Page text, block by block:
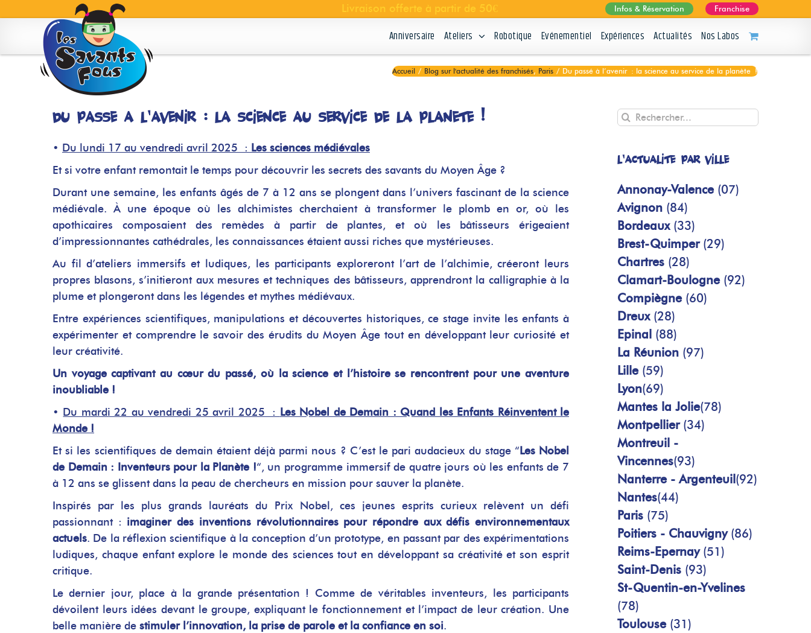
Infos & Réservation Franchise
Anniversaire Ateliers Robotique Evénementiel Expériences Actualités Nos Labos
Accueil / Blog sur l'actualité des franchisés, Paris / Du passé à l’avenir : la science au service de la planète !
Du passé à l’avenir : la science au service de la planète !
• Du lundi 17 au vendredi avril 2025 : Les sciences médiévales
Et si votre enfant remontait le temps pour découvrir les secrets des savants du Moyen Âge ?
Durant une semaine, les enfants âgés de 7 à 12 ans se plongent dans l’univers fascinant de la science
médiévale. À une époque où les alchimistes cherchaient à transformer le plomb en or, où les
apothicaires composaient des remèdes à partir de plantes, et où les bâtisseurs érigeaient
d’impressionnantes cathédrales, les connaissances étaient aussi riches que mystérieuses.
Au fil d’ateliers immersifs et ludiques, les participants exploreront l’art de l’alchimie, créeront leurs
propres blasons, s’initieront aux mesures et techniques des bâtisseurs, apprendront la calligraphie à la
plume et plongeront dans les légendes et mythes médiévaux.
Entre expériences scientifiques, manipulations et découvertes historiques, ce stage invite les enfants à
expérimenter et comprendre le savoir des érudits du Moyen Âge tout en développant leur curiosité et
leur créativité.
Un voyage captivant au cœur du passé, où la science et l’histoire se rencontrent pour une aventure
inoubliable !
• Du mardi 22 au vendredi 25 avril 2025 : Les Nobel de Demain : Quand les Enfants Réinventent le
Monde !
Et si les scientifiques de demain étaient déjà parmi nous ? C’est le pari audacieux du stage “Les Nobel
de Demain : Inventeurs pour la Planète !“, un programme immersif de quatre jours où les enfants de 7
à 12 ans se glissent dans la peau de chercheurs en mission pour sauver la planète.
Inspirés par les plus grands lauréats du Prix Nobel, ces jeunes esprits curieux relèvent un défi
passionnant : imaginer des inventions révolutionnaires pour répondre aux défis environnementaux
actuels. De la réflexion scientifique à la conception d’un prototype, en passant par des expérimentations
ludiques, chaque enfant explore le monde des sciences tout en développant sa créativité et son esprit
critique.
Le dernier jour, place à la grande présentation ! Comme de véritables inventeurs, les participants
dévoilent leurs idées devant le groupe, expliquant le fonctionnement et l’impact de leur création. Une
belle manière de stimuler l’innovation, la prise de parole et la confiance en soi.
Rechercher
L'actualité par ville
Annonay-Valence (07)
Avignon (84)
Bordeaux (33)
Brest-Quimper (29)
Chartres (28)
Clamart-Boulogne (92)
Compiègne (60)
Dreux (28)
Epinal (88)
La Réunion (97)
Lille (59)
Lyon(69)
Mantes la Jolie(78)
Montpellier (34)
Montreuil -
Vincennes(93)
Nanterre - Argenteuil (92)
Nantes(44)
Paris (75)
Poitiers - Chauvigny (86)
Reims-Epernay (51)
Saint-Denis (93)
St-Quentin-en-Yvelines
(78)
Toulouse (31)